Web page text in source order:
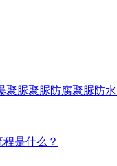
聚脲聚脲防腐聚脲防水
是什么？